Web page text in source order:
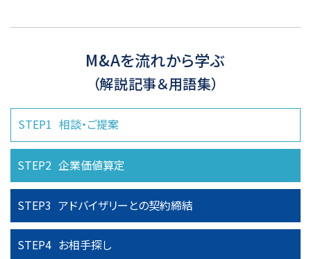
M&Aを流れから学ぶ
（解説記事＆用語集）
STEP1 相談・ご提案
STEP2 企業価値算定
STEP3 アドバイザリーとの契約締結
STEP4 お相手探し